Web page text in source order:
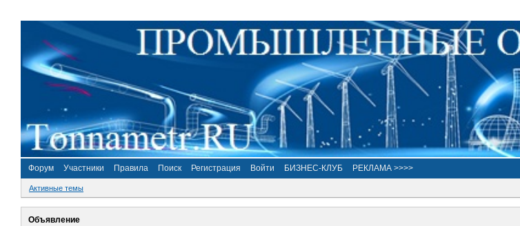
Форум Участники Правила Поиск Регистрация Войти БИЗНЕС-КЛУБ РЕКЛАМА >>>>
Активные темы
Объявление